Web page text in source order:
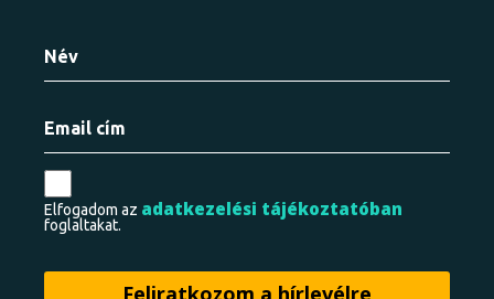
Elfogadom az adatkezelési tájékoztatóban
foglaltakat.